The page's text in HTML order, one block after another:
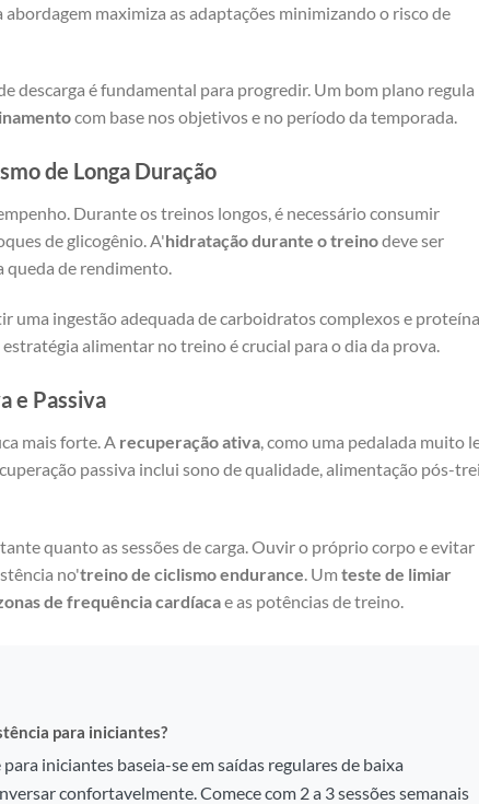
maximiza as adaptações minimizando o risco de
descarga é fundamental para progredir. Um bom plano regula
com base nos objetivos e no período da temporada.
de Longa Duração
Durante os treinos longos, é necessário consumir
de glicogênio. A'hidratação durante o treinodeve ser
queda de rendimento.
uma ingestão adequada de carboidratos complexos e
alimentar no treino é crucial para o dia da prova.
e Passiva
mais forte. A recuperação ativa , como uma pedalada muito
passiva inclui sono de qualidade, alimentação pós-
quanto as sessões de carga. Ouvir o próprio corpo e evitar
no'treino de ciclismo endurance . Um teste de limiar
de frequência cardíacae as potências de treino.
para iniciantes?
iniciantes baseia-se em saídas regulares de baixa
confortavelmente. Comece com 2 a 3 sessões semanais